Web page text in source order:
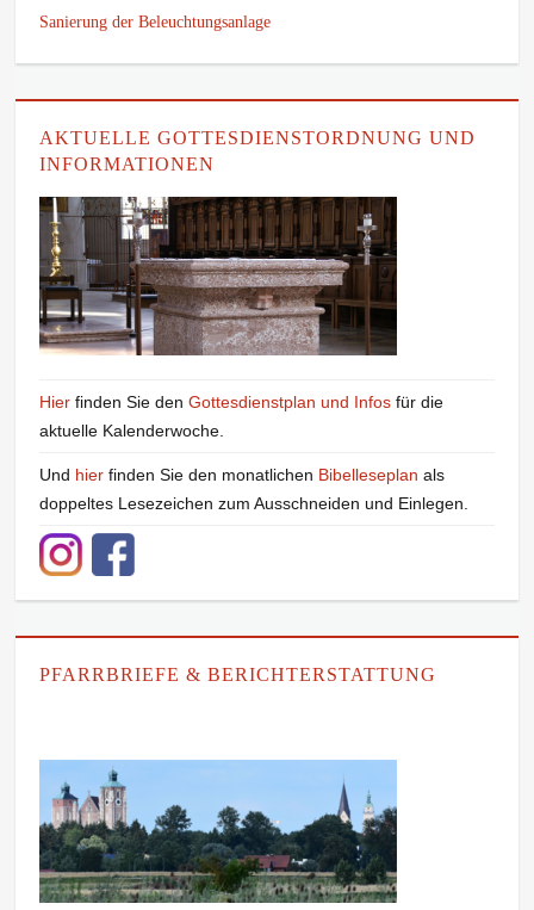
Sanierung der Beleuchtungsanlage
AKTUELLE GOTTESDIENSTORDNUNG UND
INFORMATIONEN
Hier finden Sie denGottesdienstplan und Infos für die
aktuelle Kalenderwoche.
Und hier finden Sie den monatlichen Bibelleseplan als
doppeltes Lesezeichen zum Ausschneiden und Einlegen.
PFARRBRIEFE & BERICHTERSTATTUNG